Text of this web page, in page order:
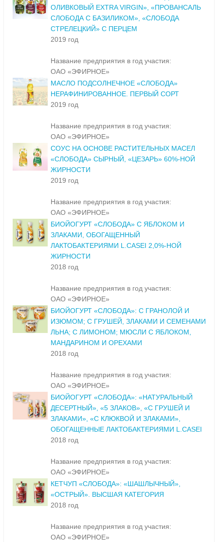
ОЛИВКОВЫЙ EXTRA VIRGIN», «ПРОВАНСАЛЬ
СЛОБОДА С БАЗИЛИКОМ», «СЛОБОДА
СТРЕЛЕЦКИЙ» С ПЕРЦЕМ
2019 год
Название предприятия в год участия:
ОАО «ЭФИРНОЕ»
МАСЛО ПОДСОЛНЕЧНОЕ «СЛОБОДА»
НЕРАФИНИРОВАННОЕ. ПЕРВЫЙ СОРТ
2019 год
Название предприятия в год участия:
ОАО «ЭФИРНОЕ»
СОУС НА ОСНОВЕ РАСТИТЕЛЬНЫХ МАСЕЛ
«СЛОБОДА» СЫРНЫЙ, «ЦЕЗАРЬ» 60%-НОЙ
ЖИРНОСТИ
2019 год
Название предприятия в год участия:
ОАО «ЭФИРНОЕ»
БИОЙОГУРТ «СЛОБОДА» С ЯБЛОКОМ И
ЗЛАКАМИ, ОБОГАЩЕННЫЙ
ЛАКТОБАКТЕРИЯМИ L.CASEI 2,0%-НОЙ
ЖИРНОСТИ
2018 год
Название предприятия в год участия:
ОАО «ЭФИРНОЕ»
БИОЙОГУРТ «СЛОБОДА»: С ГРАНОЛОЙ И
ИЗЮМОМ; С ГРУШЕЙ, ЗЛАКАМИ И СЕМЕНАМИ
ЛЬНА; С ЛИМОНОМ; МЮСЛИ С ЯБЛОКОМ,
МАНДАРИНОМ И ОРЕХАМИ
2018 год
Название предприятия в год участия:
ОАО «ЭФИРНОЕ»
БИОЙОГУРТ «СЛОБОДА»: «НАТУРАЛЬНЫЙ
ДЕСЕРТНЫЙ», «5 ЗЛАКОВ», «С ГРУШЕЙ И
ЗЛАКАМИ», «С КЛЮКВОЙ И ЗЛАКАМИ»,
ОБОГАЩЕННЫЕ ЛАКТОБАКТЕРИЯМИ L.CASEI
2018 год
Название предприятия в год участия:
ОАО «ЭФИРНОЕ»
КЕТЧУП «СЛОБОДА»: «ШАШЛЫЧНЫЙ»,
«ОСТРЫЙ». ВЫСШАЯ КАТЕГОРИЯ
2018 год
Название предприятия в год участия:
ОАО «ЭФИРНОЕ»